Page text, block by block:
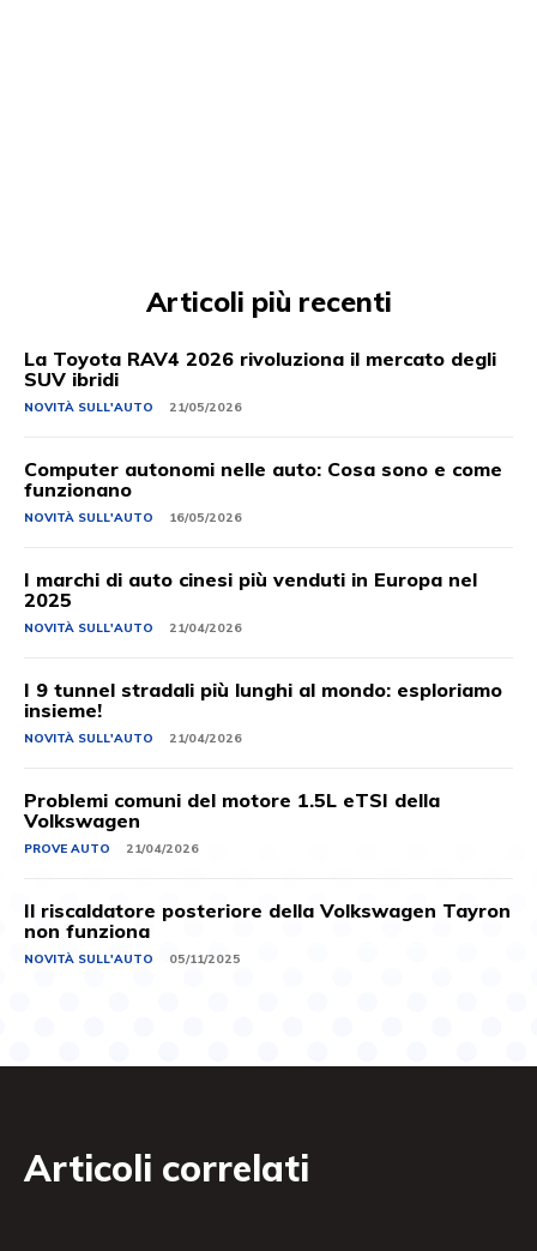
Articoli più recenti
La Toyota RAV4 2026 rivoluziona il mercato degli
SUV ibridi
NOVITÀ SULL'AUTO 21/05/2026
Computer autonomi nelle auto: Cosa sono e come
funzionano
NOVITÀ SULL'AUTO 16/05/2026
I marchi di auto cinesi più venduti in Europa nel
2025
NOVITÀ SULL'AUTO 21/04/2026
I 9 tunnel stradali più lunghi al mondo: esploriamo
insieme!
NOVITÀ SULL'AUTO 21/04/2026
Problemi comuni del motore 1.5L eTSI della
Volkswagen
PROVE AUTO 21/04/2026
Il riscaldatore posteriore della Volkswagen Tayron
non funziona
NOVITÀ SULL'AUTO 05/11/2025
Articoli correlati